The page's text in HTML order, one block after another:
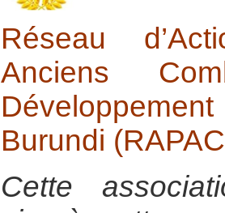
Réseau
Anciens
Burundi
Cette